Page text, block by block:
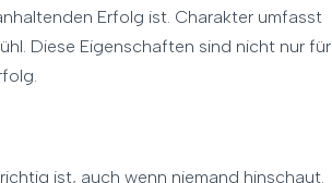
Erfolg ist. Charakter umfasst
Diese Eigenschaften sind nicht nur für
ist, auch wenn niemand hinschaut.